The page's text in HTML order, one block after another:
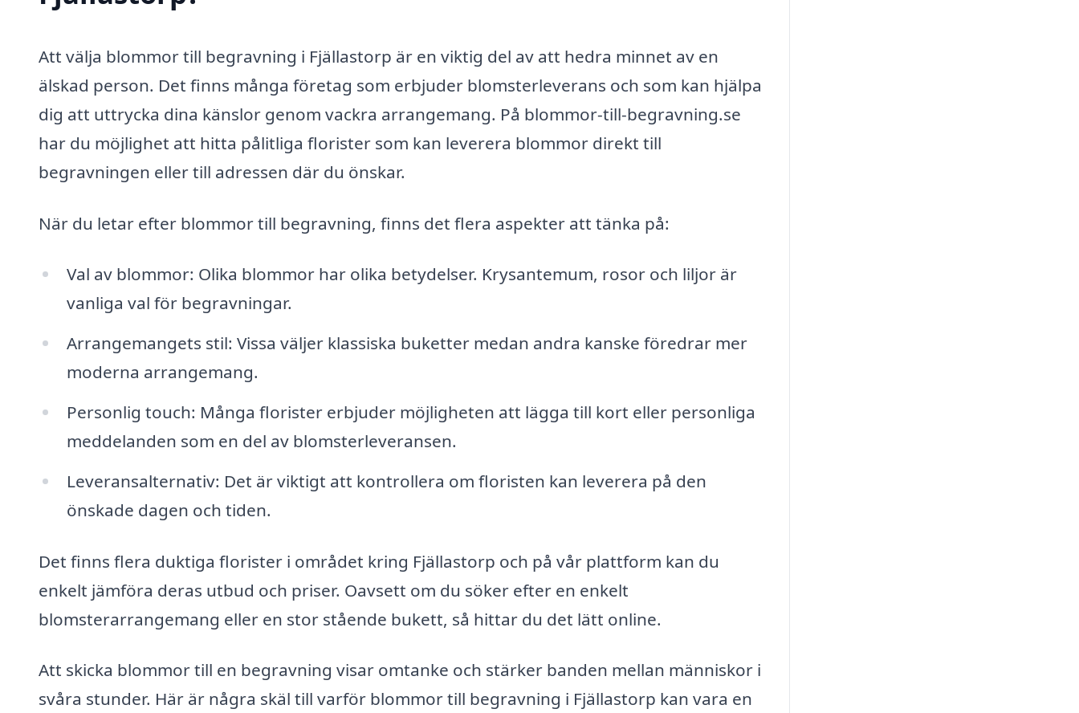
Att välja blommor till begravning i Fjällastorp är en viktig del av att hedra minnet av en
älskad person. Det finns många företag som erbjuder blomsterleverans och som kan hjälpa
dig att uttrycka dina känslor genom vackra arrangemang. På blommor-till-begravning.se
har du möjlighet att hitta pålitliga florister som kan leverera blommor direkt till
begravningen eller till adressen där du önskar.
När du letar efter blommor till begravning, finns det flera aspekter att tänka på:
Val av blommor: Olika blommor har olika betydelser. Krysantemum, rosor och liljor är
vanliga val för begravningar.
Arrangemangets stil: Vissa väljer klassiska buketter medan andra kanske föredrar mer
moderna arrangemang.
Personlig touch: Många florister erbjuder möjligheten att lägga till kort eller personliga
meddelanden som en del av blomsterleveransen.
Leveransalternativ: Det är viktigt att kontrollera om floristen kan leverera på den
önskade dagen och tiden.
Det finns flera duktiga florister i området kring Fjällastorp och på vår plattform kan du
enkelt jämföra deras utbud och priser. Oavsett om du söker efter en enkelt
blomsterarrangemang eller en stor stående bukett, så hittar du det lätt online.
Att skicka blommor till en begravning visar omtanke och stärker banden mellan människor i
svåra stunder. Här är några skäl till varför blommor till begravning i Fjällastorp kan vara en